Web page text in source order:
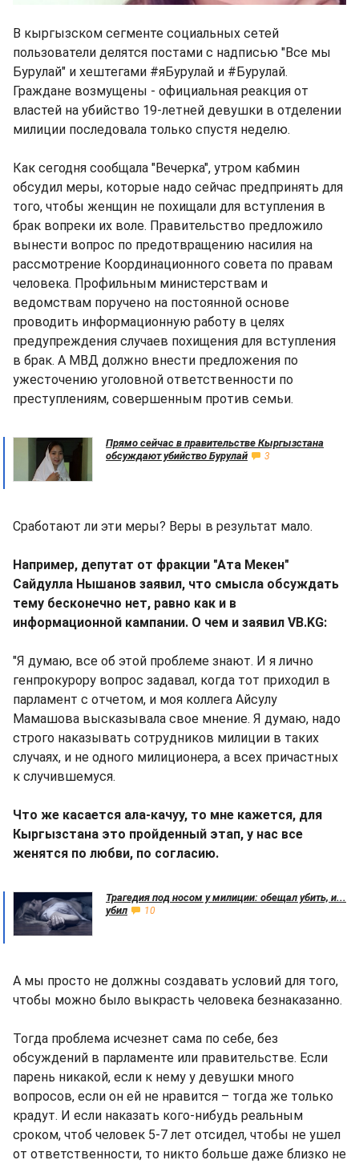
В кыргызском сегменте социальных сетей
пользователи делятся постами с надписью "Все мы
Бурулай" и хештегами #яБурулай и #Бурулай.
Граждане возмущены - официальная реакция от
властей на убийство 19-летней девушки в отделении
милиции последовала только спустя неделю.
Как сегодня сообщала "Вечерка", утром кабмин
обсудил меры, которые надо сейчас предпринять для
того, чтобы женщин не похищали для вступления в
брак вопреки их воле. Правительство предложило
вынести вопрос по предотвращению насилия на
рассмотрение Координационного совета по правам
человека. Профильным министерствам и
ведомствам поручено на постоянной основе
проводить информационную работу в целях
предупреждения случаев похищения для вступления
в брак. А МВД должно внести предложения по
ужесточению уголовной ответственности по
преступлениям, совершенным против семьи.
Прямо сейчас в правительстве Кыргызстана
обсуждают убийство Бурулай
3
Сработают ли эти меры? Веры в результат мало.
Например, депутат от фракции "Ата Мекен"
Сайдулла Нышанов заявил, что смысла обсуждать
тему бесконечно нет, равно как и в
информационной кампании. О чем и заявил VB.KG:
"Я думаю, все об этой проблеме знают. И я лично
генпрокурору вопрос задавал, когда тот приходил в
парламент с отчетом, и моя коллега Айсулу
Мамашова высказывала свое мнение. Я думаю, надо
строго наказывать сотрудников милиции в таких
случаях, и не одного милиционера, а всех причастных
к случившемуся.
Что же касается ала-качуу, то мне кажется, для
Кыргызстана это пройденный этап, у нас все
женятся по любви, по согласию.
Трагедия под носом у милиции: обещал убить, и...
убил
10
А мы просто не должны создавать условий для того,
чтобы можно было выкрасть человека безнаказанно.
Тогда проблема исчезнет сама по себе, без
обсуждений в парламенте или правительстве. Если
парень никакой, если к нему у девушки много
вопросов, если он ей не нравится – тогда же только
крадут. И если наказать кого-нибудь реальным
сроком, чтоб человек 5-7 лет отсидел, чтобы не ушел
от ответственности, то никто больше даже близко не